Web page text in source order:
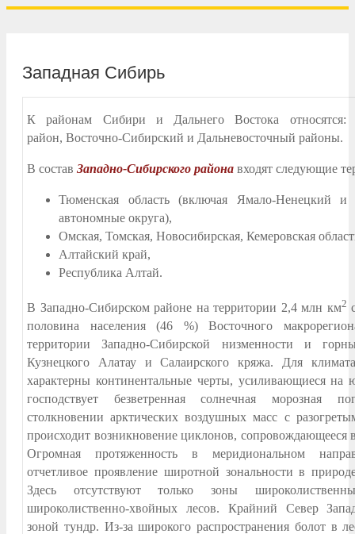
Западная Сибирь
К районам Сибири и Дальнего Востока относятся:
район, Восточно-Сибирский и Дальневосточный районы.
В состав Западно-Сибирского района входят следующие
Тюменская область (включая Ямало-Ненецкий и
автономные округа),
Омская, Томская, Новосибирская, Кемеровская
Алтайский край,
Республика Алтай.
В Западно-Сибирском районе на территории 2,4 млн км2
половина населения (46 %) Восточного
территории Западно-Сибирской низменности и
Кузнецкого Алатау и Салаирского кряжа. Для
характерны континентальные черты, усиливающиеся
господствует безветренная солнечная морозная
столкновении арктических воздушных масс с
происходит возникновение циклонов, сопровождающееся
Огромная протяженность в меридиональном
отчетливое проявление широтной зональности в
Здесь отсутствуют только зоны
широколиственно-хвойных лесов. Крайний Север
зоной тундр. Из-за широкого распространения болот в